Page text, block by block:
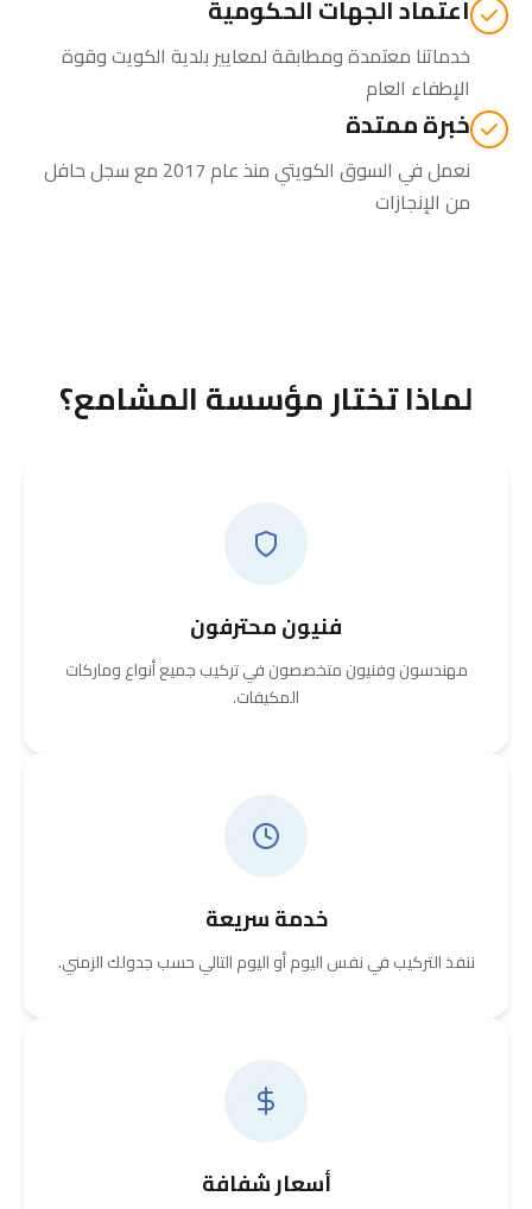
اعتماد الجهات الحكومية
خدماتنا معتمدة ومطابقة لمعايير بلدية الكويت وقوة
الإطفاء العام
خبرة ممتدة
نعمل في السوق الكويتي منذ عام 2017 مع سجل حافل
من الإنجازات
لماذا تختار مؤسسة المشامع؟
فنيون محترفون
مهندسون وفنيون متخصصون في تركيب جميع أنواع وماركات
المكيفات.
خدمة سريعة
ننفذ التركيب في نفس اليوم أو اليوم التالي حسب جدولك الزمني.
أسعار شفافة